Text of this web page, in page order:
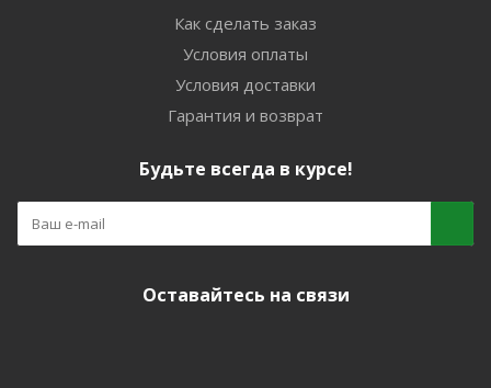
Как сделать заказ
Условия оплаты
Условия доставки
Гарантия и возврат
Будьте всегда в курсе!
Оставайтесь на связи